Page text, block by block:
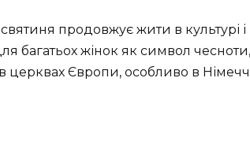
продовжує жити в культурі
багатьох жінок як символ чесноти,
Європи, особливо в